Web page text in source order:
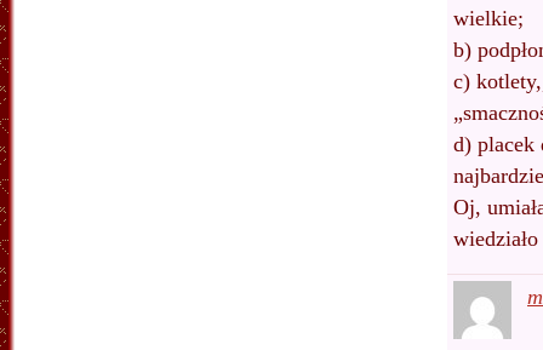
wielkie;
b)
c)
d) placek
Oj,